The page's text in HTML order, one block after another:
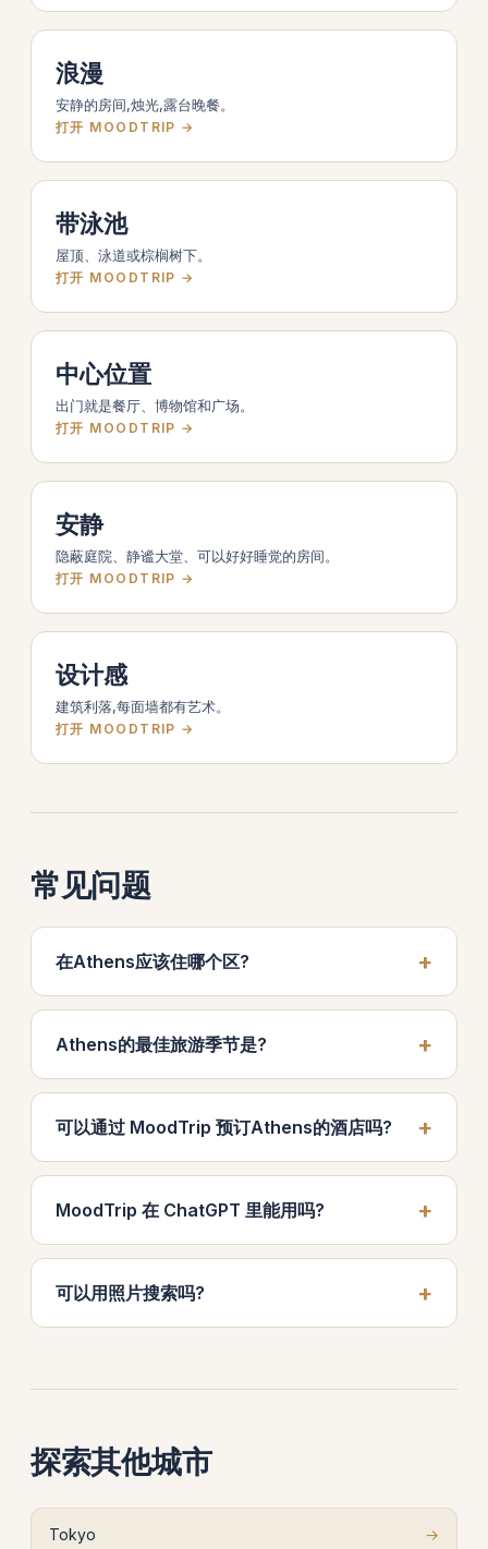
浪漫
安静的房间,烛光,露台晚餐。
打开 MOODTRIP →
带泳池
屋顶、泳道或棕榈树下。
打开 MOODTRIP →
中心位置
出门就是餐厅、博物馆和广场。
打开 MOODTRIP →
安静
隐蔽庭院、静谧大堂、可以好好睡觉的房间。
打开 MOODTRIP →
设计感
建筑利落,每面墙都有艺术。
打开 MOODTRIP →
常见问题
在Athens应该住哪个区?
Athens的最佳旅游季节是?
可以通过 MoodTrip 预订Athens的酒店吗?
MoodTrip 在 ChatGPT 里能用吗?
可以用照片搜索吗?
探索其他城市
Tokyo →